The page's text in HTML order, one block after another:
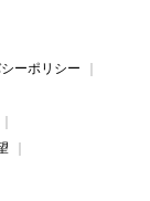
ーポリシー